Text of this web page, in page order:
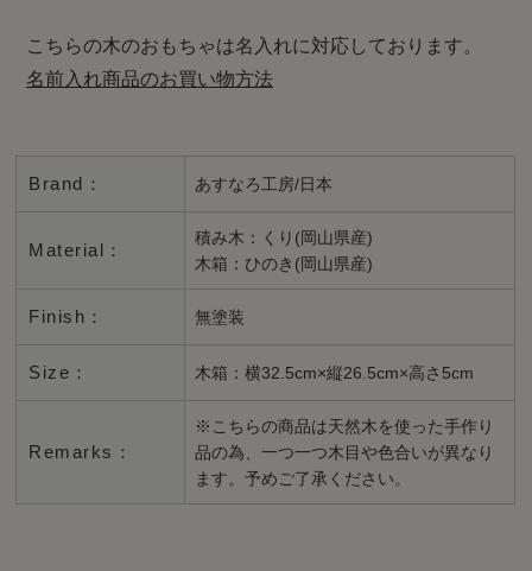
こちらの木のおもちゃは名入れに対応しております。
名前入れ商品のお買い物方法
Brand： あすなろ工房/日本
Material：
積み木：くり(岡山県産)
木箱：ひのき(岡山県産)
Finish： 無塗装
Size： 木箱：横32.5cm×縦26.5cm×高さ5cm
Remarks：
※こちらの商品は天然木を使った手作り
品の為、一つ一つ木目や色合いが異なり
ます。予めご了承ください。